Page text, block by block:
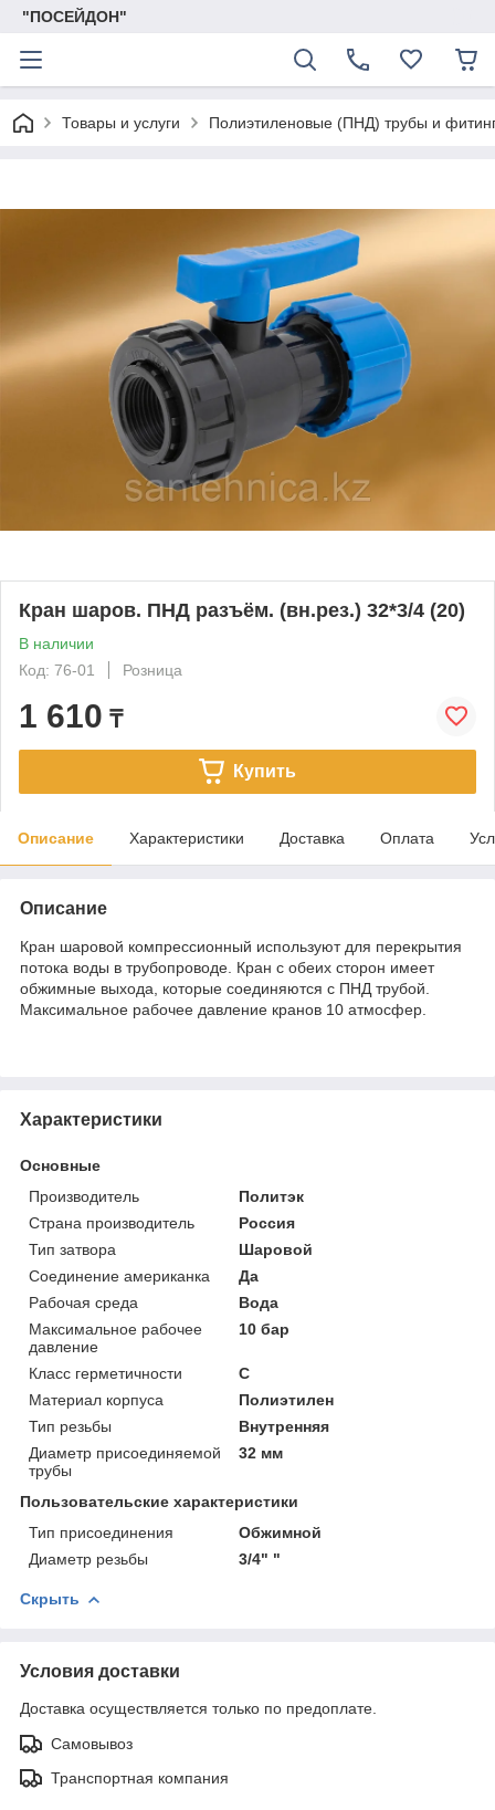
"ПОСЕЙДОН"
Товары и услуги Полиэтиленовые (ПНД) трубы и
Кран шаров. ПНД разъём. (вн.рез.) 32*3/4 (20)
В наличии
Код: 76-01
Розница
1 610 ₸
Купить
Описание Характеристики Доставка Оплата
Описание
Кран шаровой компрессионный используют для перекрытия
потока воды в трубопроводе. Кран с обеих сторон имеет
обжимные выхода, которые соединяются с ПНД трубой.
Максимальное рабочее давление кранов 10 атмосфер.
Характеристики
Основные
Производитель
Политэк
Страна производитель
Россия
Тип затвора
Шаровой
Соединение американка
Да
Рабочая среда
Вода
Максимальное рабочее
давление
10 бар
Класс герметичности
С
Материал корпуса
Полиэтилен
Тип резьбы
Внутренняя
Диаметр присоединяемой
трубы
32 мм
Пользовательские характеристики
Тип присоединения
Обжимной
Диаметр резьбы
3/4" "
Скрыть
Условия доставки
Доставка осуществляется только по предоплате.
Самовывоз
Транспортная компания